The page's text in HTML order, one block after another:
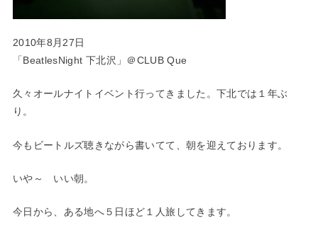
2010年8月27日
「BeatlesNight 下北沢」＠CLUB Que
久々オールナイトイベント行ってきました。下北では１年ぶ
り。
今もビートルズ聴きながら書いてて、朝を迎えております。
いや～ いい朝。
今日から、ある地へ５日ほど１人旅してきます。